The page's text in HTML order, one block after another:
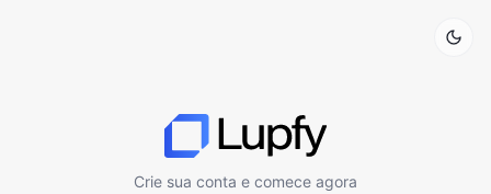
Crie sua conta e comece agora